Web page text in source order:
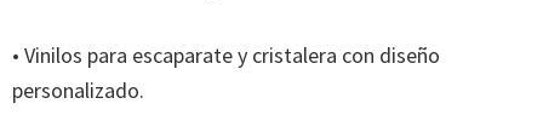
• Vinilos para escaparate y cristalera con diseño
personalizado.